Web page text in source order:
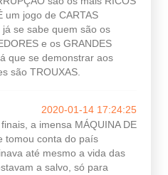
um jogo de CARTAS
já se sabe quem são os
e os GRANDES
que se demonstrar aos
são TROUXAS.
2020-01-14 17:24:25
a imensa MÁQUINA DE
tomou conta do país
até mesmo a vida das
a salvo, só para